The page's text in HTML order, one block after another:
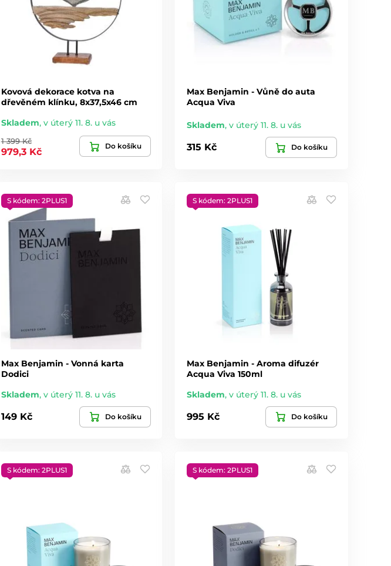
Kovová dekorace kotva na
dřevěném klínku, 8x37,5x46 cm
Skladem, v úterý 11. 8. u vás
1 399 Kč
979,3 Kč
Do košíku
Max Benjamin - Vůně do auta
Acqua Viva
Skladem,v úterý 11. 8. u vás
315 Kč Do košíku
S kódem: 2PLUS1
Max Benjamin - Vonná karta
Dodici
Skladem, v úterý 11. 8. u vás
149 Kč Do košíku
S kódem: 2PLUS1
Max Benjamin - Aroma difuzér
Acqua Viva 150ml
Skladem,v úterý 11. 8. u vás
995 Kč Do košíku
S kódem: 2PLUS1 S kódem: 2PLUS1